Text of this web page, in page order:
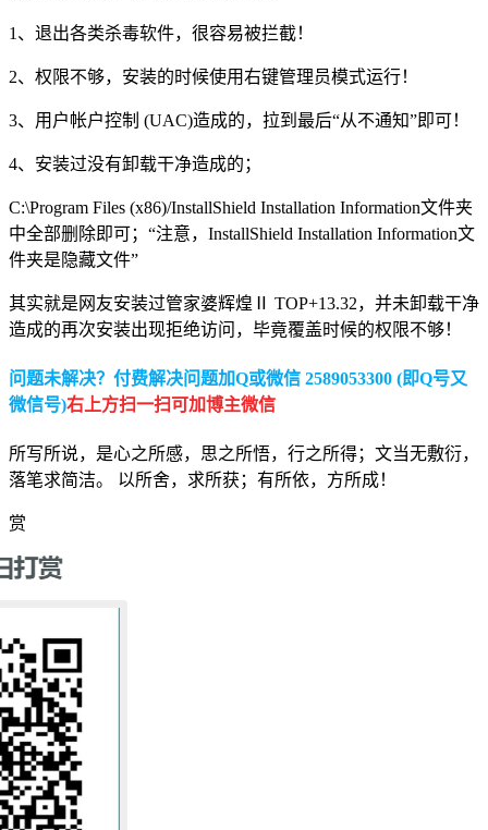
1、退出各类杀毒软件，很容易被拦截！
2、权限不够，安装的时候使用右键管理员模式运行！
3、用户帐户控制 (UAC)造成的，拉到最后“从不通知”即可！
4、安装过没有卸载干净造成的；
C:\Program Files (x86)/InstallShield Installation Information文件夹
中全部删除即可；“注意，InstallShield Installation Information文
件夹是隐藏文件”
其实就是网友安装过管家婆辉煌Ⅱ TOP+13.32，并未卸载干净
造成的再次安装出现拒绝访问，毕竟覆盖时候的权限不够！
问题未解决？付费解决问题加Q或微信 2589053300 (即Q号又
微信号)右上方扫一扫可加博主微信
所写所说，是心之所感，思之所悟，行之所得；文当无敷衍，
落笔求简洁。 以所舍，求所获；有所依，方所成！
赏